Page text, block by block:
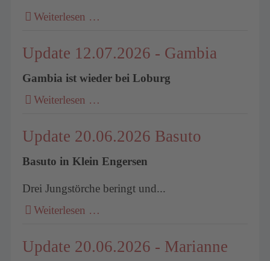
Weiterlesen …
Update 12.07.2026 - Gambia
Gambia ist wieder bei Loburg
Weiterlesen …
Update 20.06.2026 Basuto
Basuto in Klein Engersen
Drei Jungstörche beringt und...
Weiterlesen …
Update 20.06.2026 - Marianne